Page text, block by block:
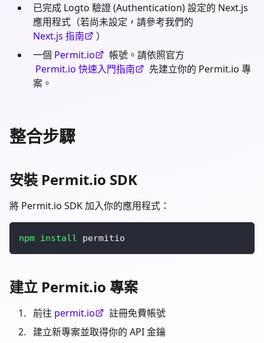
已完成 Logto 驗證 (Authentication) 設定的 Next.js
應用程式（若尚未設定，請參考我們的
Next.js 指南
）
一個 Permit.io
帳號。請依照官方
Permit.io 快速入門指南
先建立你的 Permit.io 專
案。
整合步驟
安裝 Permit.io SDK
將 Permit.io SDK 加入你的應用程式：
npm install permitio
建立 Permit.io 專案
前往 permit.io
註冊免費帳號
建立新專案並取得你的 API 金鑰